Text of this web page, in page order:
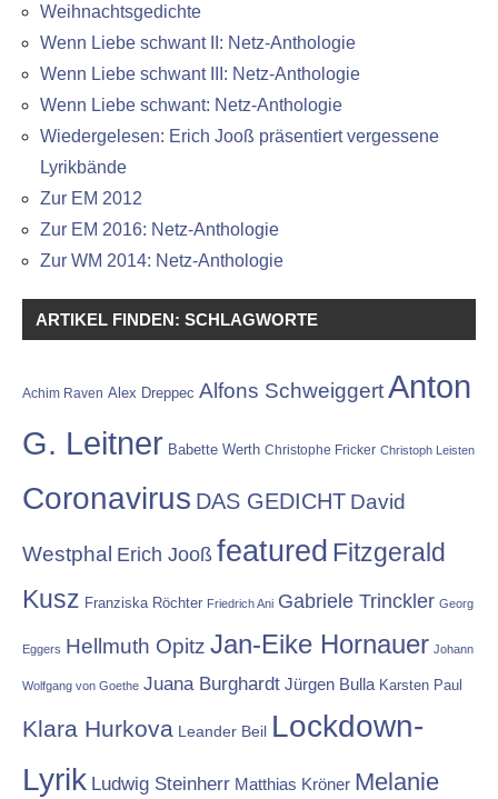
Weihnachtsgedichte
Wenn Liebe schwant II: Netz-Anthologie
Wenn Liebe schwant III: Netz-Anthologie
Wenn Liebe schwant: Netz-Anthologie
Wiedergelesen: Erich Jooß präsentiert vergessene
Lyrikbände
Zur EM 2012
Zur EM 2016: Netz-Anthologie
Zur WM 2014: Netz-Anthologie
ARTIKEL FINDEN: SCHLAGWORTE
Achim Raven Alex Dreppec Alfons SchweiggertAnton
G. Leitner Babette Werth Christophe Fricker Christoph Leisten
Coronavirus DAS GEDICHT David
Westphal Erich Jooß featured Fitzgerald
Kusz Franziska Röchter Friedrich Ani Gabriele Trinckler Georg
Eggers Hellmuth Opitz Jan-Eike Hornauer Johann
Wolfgang von Goethe Juana Burghardt Jürgen Bulla Karsten Paul
Klara Hurkova Leander Beil Lockdown-
Lyrik Ludwig Steinherr Matthias Kröner Melanie